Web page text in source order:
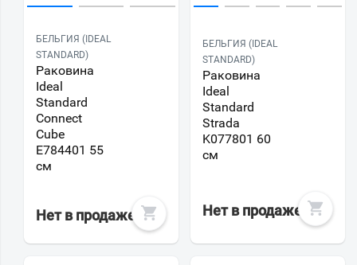
БЕЛЬГИЯ (IDEAL
STANDARD)
Раковина
Ideal
Standard
Connect
Cube
E784401 55
см
Нет в продаже
БЕЛЬГИЯ (IDEAL
STANDARD)
Раковина
Ideal
Standard
Strada
K077801 60
см
Нет в продаже